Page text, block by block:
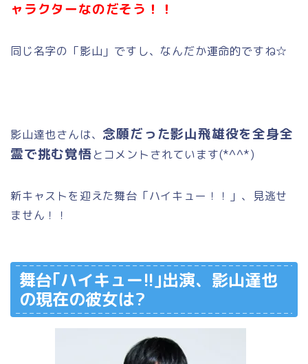
ャラクターなのだそう！！
同じ名字の「影山」ですし、なんだか運命的ですね☆
影山達也さんは、 念願だった影山飛雄役を全身全
霊で挑む覚悟とコメントされています(*^^*)
新キャストを迎えた舞台「ハイキュー！！」、見逃せ
ません！！
舞台｢ハイキュー!!｣出演、影山達也
の現在の彼女は?